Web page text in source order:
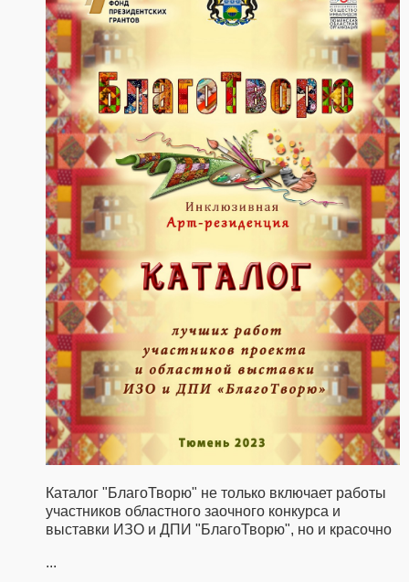
Каталог "БлагоТворю" не только включает работы
участников областного заочного конкурса и
выставки ИЗО и ДПИ "БлагоТворю", но и красочно
...